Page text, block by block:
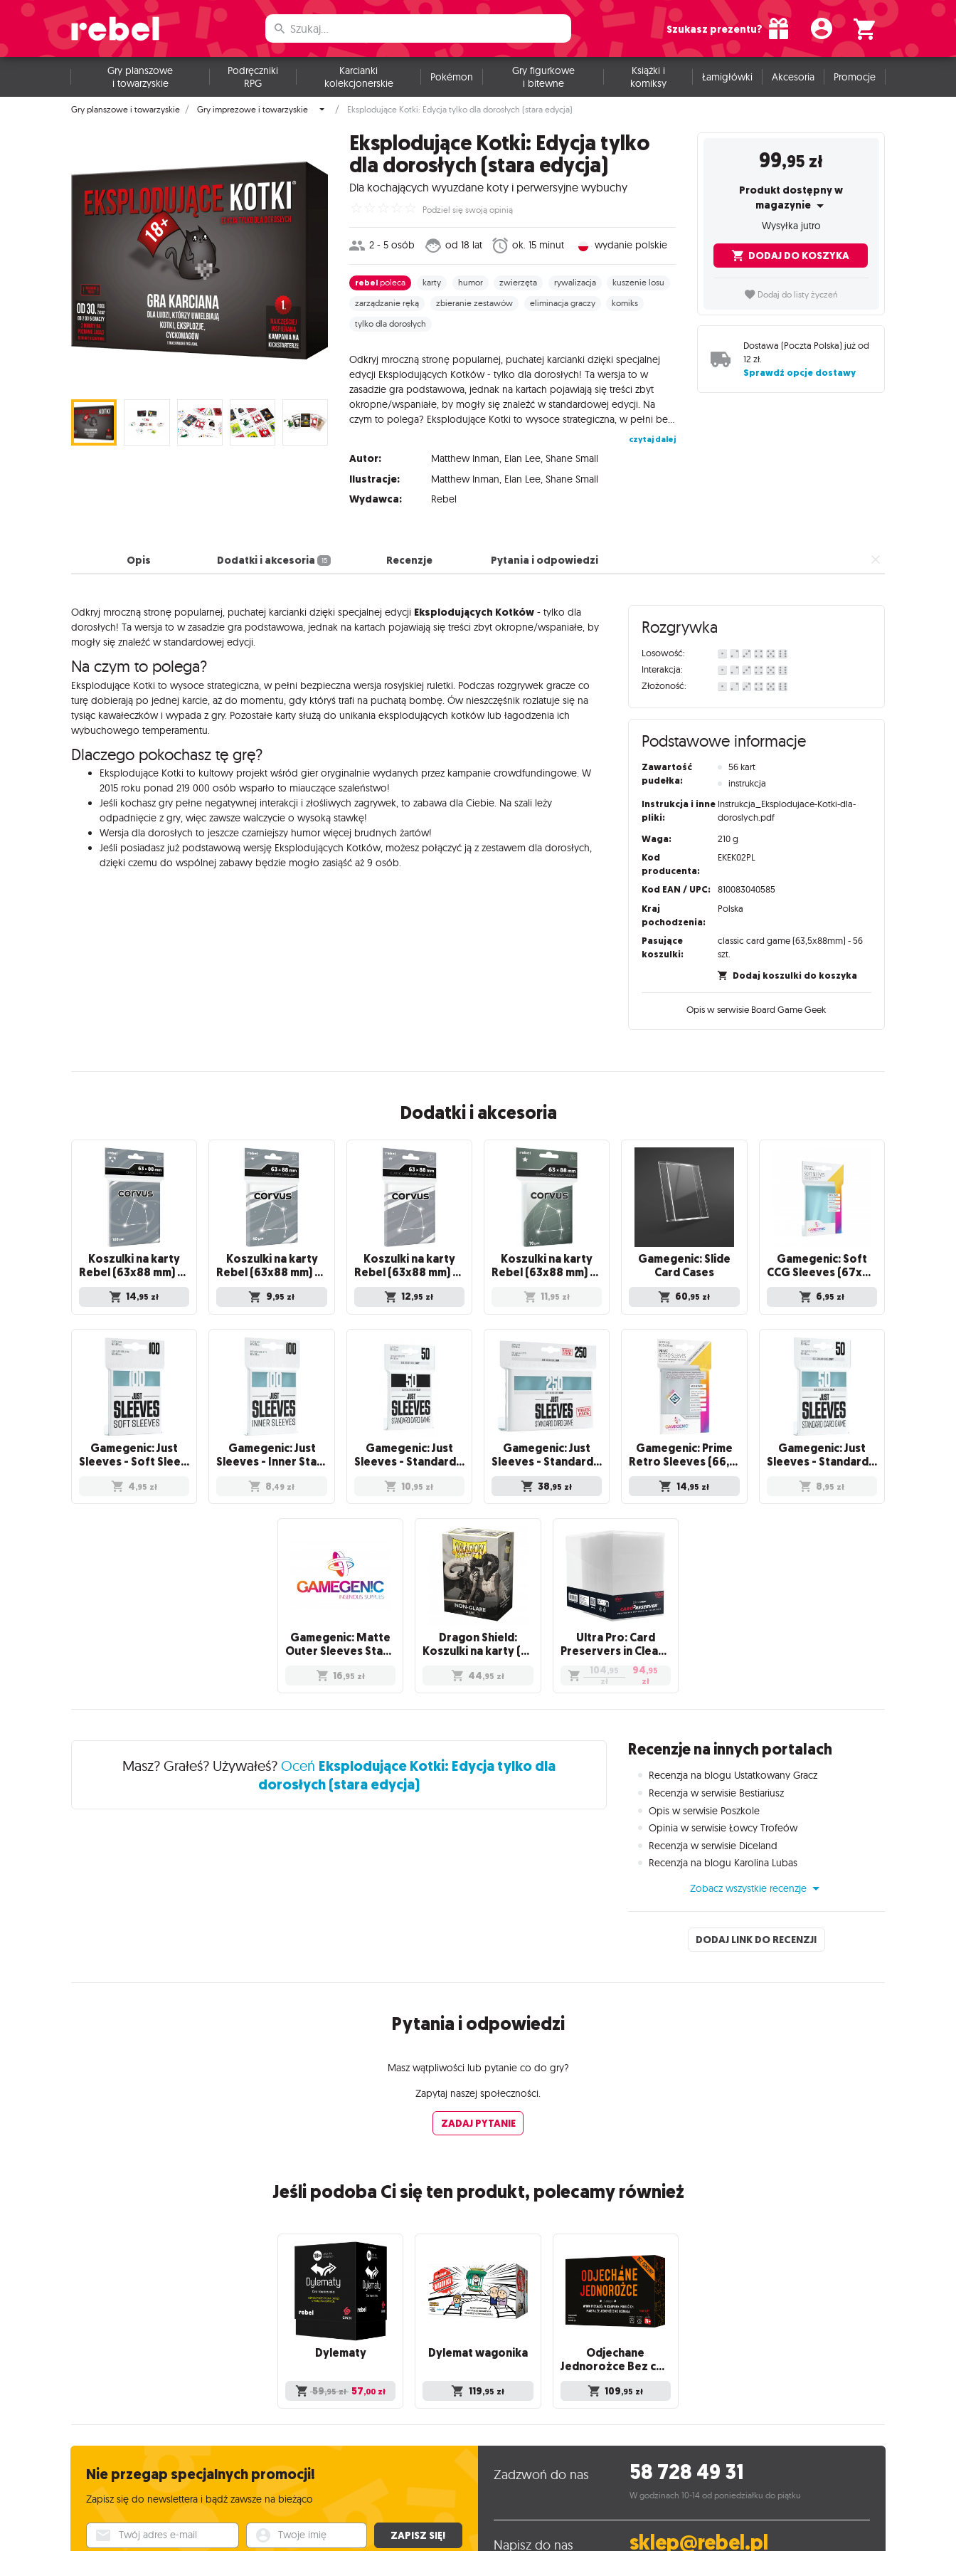
Szukasz prezentu?
Gry planszowe
i towarzyskie
Podręczniki
RPG
Karcianki
kolekcjonerskie
Pokémon
Gry figurkowe
i bitewne
Książki i
komiksy
Łamigłówki Akcesoria Promocje
Gry planszowe i towarzyskie Gry imprezowe i towarzyskie Eksplodujące Kotki: Edycja tylko dla dorosłych (stara edycja)
Eksplodujące Kotki: Edycja tylko
dla dorosłych (stara edycja)
Dla kochających wyuzdane koty i perwersyjne wybuchy
Podziel się swoją opinią
2 - 5 osób od 18 lat ok. 15 minut wydanie polskie
rebel poleca karty humor zwierzęta rywalizacja kuszenie losu
zarządzanie ręką zbieranie zestawów eliminacja graczy komiks
tylko dla dorosłych
Odkryj mroczną stronę popularnej, puchatej karcianki dzięki specjalnej
edycji Eksplodujących Kotków - tylko dla dorosłych! Ta wersja to w
zasadzie gra podstawowa, jednak na kartach pojawiają się treści zbyt
okropne/wspaniałe, by mogły się znaleźć w standardowej edycji. Na
czym to polega? Eksplodujące Kotki to wysoce strategiczna, w pełni bezpieczna wersja rosyjskiej ruletki. Podczas rozgrywek gracze co turę dobierają po jednej karcie, aż do momentu, gdy któryś trafi na puchatą bombę. Ów nieszczęśnik rozlatuje się na tysiąc kawałeczków i wypada z gry. Pozostałe karty służą do unikania eksplodujących kotków lub łagodzenia ich wybuchowego temperamentu. Dlaczego pokochasz tę grę? Eksplodujące Kotki to kultowy projekt wśród gier oryginalnie wydanych przez kampanie crowdfundingowe. W 2015 roku ponad 219 000 osób wsparło to miauczące szaleństwo! Jeśli kochasz gry pełne negatywnej interakcji i złośliwych zagrywek, to zabawa dla Ciebie. Na szali leży odpadnięcie z gry, więc zawsze walczycie o wysoką stawkę! Wersja dla dorosłych to jeszcze czarniejszy humor więcej brudnych żartów! Jeśli posiadasz już podstawową wersję Eksplodujących Kotków, możesz połączyć ją z zestawem dla dorosłych, dzięki czemu do wspólnej zabawy będzie mogło zasiąść aż 9 osób.
czytaj dalej
Autor: Matthew Inman, Elan Lee,Shane Small
Ilustracje: Matthew Inman, Elan Lee,Shane Small
Wydawca: Rebel
99,95 zł
Produkt dostępny w
magazynie
Wysyłka jutro
DODAJ DO KOSZYKA
Dodaj do listy życzeń
Dostawa (Poczta Polska) już od
12 zł.
Sprawdź opcje dostawy
Opis Dodatki i akcesoria 15 Recenzje Pytania i odpowiedzi
Opis
Odkryj mroczną stronę popularnej, puchatej karcianki dzięki specjalnej edycji Eksplodujących Kotków - tylko dla
dorosłych! Ta wersja to w zasadzie gra podstawowa, jednak na kartach pojawiają się treści zbyt okropne/wspaniałe, by
mogły się znaleźć w standardowej edycji.
Na czym to polega?
Eksplodujące Kotki to wysoce strategiczna, w pełni bezpieczna wersja rosyjskiej ruletki. Podczas rozgrywek gracze co
turę dobierają po jednej karcie, aż do momentu, gdy któryś trafi na puchatą bombę. Ów nieszczęśnik rozlatuje się na
tysiąc kawałeczków i wypada z gry. Pozostałe karty służą do unikania eksplodujących kotków lub łagodzenia ich
wybuchowego temperamentu.
Dlaczego pokochasz tę grę?
Eksplodujące Kotki to kultowy projekt wśród gier oryginalnie wydanych przez kampanie crowdfundingowe. W
2015 roku ponad 219 000 osób wsparło to miauczące szaleństwo!
Jeśli kochasz gry pełne negatywnej interakcji i złośliwych zagrywek, to zabawa dla Ciebie. Na szali leży
odpadnięcie z gry, więc zawsze walczycie o wysoką stawkę!
Wersja dla dorosłych to jeszcze czarniejszy humor więcej brudnych żartów!
Jeśli posiadasz już podstawową wersję Eksplodujących Kotków, możesz połączyć ją z zestawem dla dorosłych,
dzięki czemu do wspólnej zabawy będzie mogło zasiąść aż 9 osób.
Rozgrywka
Losowość:
Interakcja:
Złożoność:
Podstawowe informacje
Zawartość
pudełka:
56 kart
instrukcja
Instrukcja i inne
pliki:
Instrukcja_Eksplodujace-Kotki-dla-
doroslych.pdf
Waga: 210 g
Kod
producenta:
EKEK02PL
Kod EAN / UPC: 810083040585
Kraj
pochodzenia:
Polska
Pasujące
koszulki:
classic card game (63,5x88mm) - 56
szt.
Dodaj koszulki do koszyka
Opis w serwisie Board Game Geek
Dodatki i akcesoria
Koszulki na karty
Rebel (63x88 mm) Corvus Premium, 100 sztuk
14,95 zł
Koszulki na karty
Rebel (63x88 mm) Corvus Light, 100 sztuk
9,95 zł
Koszulki na karty
Rebel (63x88 mm) Corvus Inner Sleeve Light, 100 sztuk
12,95 zł
Koszulki na karty
Rebel (63x88 mm) Corvus Medium, 100 sztuk
11,95 zł
Gamegenic: Slide
Card Cases
60,95 zł
Gamegenic: Soft
CCG Sleeves (67x94 mm), 100 sztuk
6,95 zł
Gamegenic: Just
Sleeves - Soft Sleeves (67 x 94 mm) 100 sztuk, Clear
4,95 zł
Gamegenic: Just
Sleeves - Inner Standard Card Game Sleeves (64x89 mm), 100 sztuk
8,49 zł
Gamegenic: Just
Sleeves - Standard Card Game Sleeves (66x91 mm), Czarne, 50 sztuk
10,95 zł
Gamegenic: Just
Sleeves - Standard Card Game Sleeves (66x92 mm) - Value Pack, 250 sztuk
38,95 zł
Gamegenic: Prime
Retro Sleeves (66,5x94 mm) 50 sztuk, Clear
14,95 zł
Gamegenic: Just
Sleeves - Standard Card Game Sleeves (66x91 mm), 50 sztuk
8,95 zł
Gamegenic: Matte
Outer Sleeves Standard (66x91 mm), 50 sztuk
16,95 zł
Dragon Shield:
Koszulki na karty (63x88 mm) "Standard Size" Non-Glare, 100 sztuk, Clear
44,95 zł
Ultra Pro: Card
Preservers in Clear Box (100)
104,95
zł
94,95
zł
Recenzje
Masz? Grałeś? Używałeś? Oceń Eksplodujące Kotki: Edycja tylko dla
dorosłych (stara edycja)
Recenzje na innych portalach
Recenzja na blogu Ustatkowany Gracz
Recenzja w serwisie Bestiariusz
Opis w serwisie Poszkole
Opinia w serwisie Łowcy Trofeów
Recenzja w serwisie Diceland
Recenzja na blogu Karolina Lubas
Zobacz wszystkie recenzje
DODAJ LINK DO RECENZJI
Pytania i odpowiedzi
Masz wątpliwości lub pytanie co do gry?
Zapytaj naszej społeczności.
ZADAJ PYTANIE
Jeśli podoba Ci się ten produkt, polecamy również
Dylematy
59,95zł 57,00 zł
Dylematwagonika
119,95 zł
Odjechane
Jednorożce Bez cenzury (druga edycja)
109,95 zł
Nie przegap specjalnych promocji!
Zapisz się do newslettera i bądź zawsze na bieżąco
Twój adres e-mail Twoje imię ZAPISZ SIĘ!
Zadzwoń do nas 58 728 49 31
W godzinach 10-14 od poniedziałku do piątku
Napisz do nas sklep@rebel.pl